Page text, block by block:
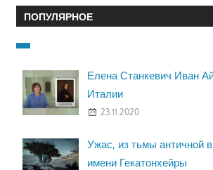
ПОПУЛЯРНОЕ
Елена Станкевич Иван
Италии
23.11.2020
Ужас, из тьмы античной
имени Гекатонхейры